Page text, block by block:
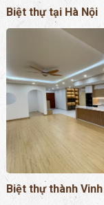
Biệt thự tại Hà Nội
Biệt thự thành Vinh